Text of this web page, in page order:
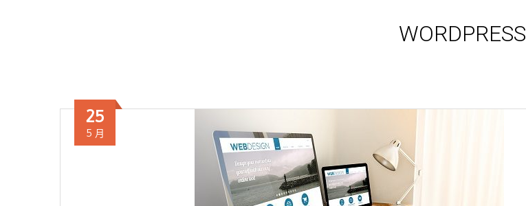
WORDPRESS
25
5 月